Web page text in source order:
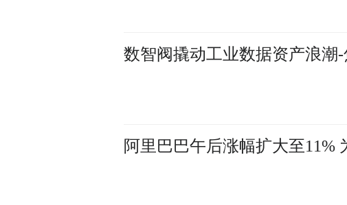
数智阀撬动工业数据资产浪潮
阿里巴巴午后涨幅扩大至11%